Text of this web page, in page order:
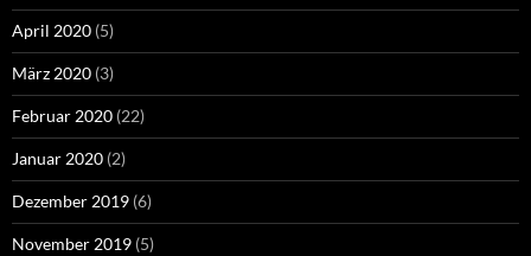
April 2020 (5)
März 2020 (3)
Februar 2020 (22)
Januar 2020 (2)
Dezember 2019 (6)
November 2019 (5)